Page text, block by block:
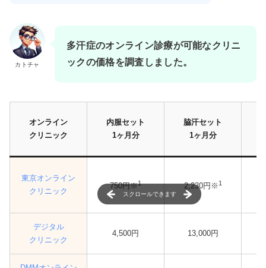
カトチャ
多汗症のオンライン診療が可能なクリニ
ックの価格を調査しました。
オンライン
クリニック
内服セット
1ヶ月分
脇汗セット
1ヶ月分
東京オンライン
クリニック
750円※1 2,230円※ 1
デジタル
クリニック
4,500円 13,000円
スクロールできます